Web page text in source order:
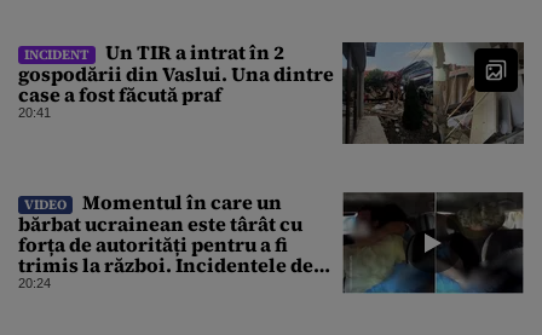
INCIDENT
Un TIR a intrat în 2
gospodării din Vaslui. Una dintre
case a fost făcută praf
20:41
VIDEO
Momentul în care un
bărbat ucrainean este târât cu
forța de autorități pentru a fi
trimis la război. Incidentele de
acest fel sunt tot mai dese
20:24